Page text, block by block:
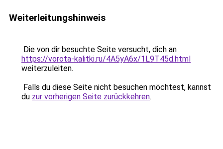
Weiterleitungshinweis
Die von dir besuchte Seite versucht, dich an
https://vorota-kalitki.ru/4A5yA6x/1L9T45d.html
weiterzuleiten.
Falls du diese Seite nicht besuchen möchtest, kannst
du zur vorherigen Seite zurückkehren.